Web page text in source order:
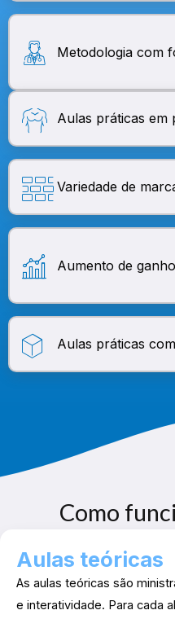
Metodologia com
Aulas práticas em
Variedade de
Aumento de
Aulas práticas
Como
Aulas teóricas
As aulas teóricas são
e interatividade. Para cada